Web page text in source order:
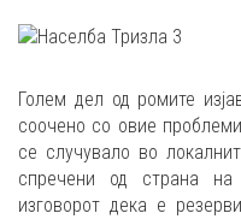
Голем дел од ромите
соочено со овие
се случувало во
спречени од страна
изговорот дека е